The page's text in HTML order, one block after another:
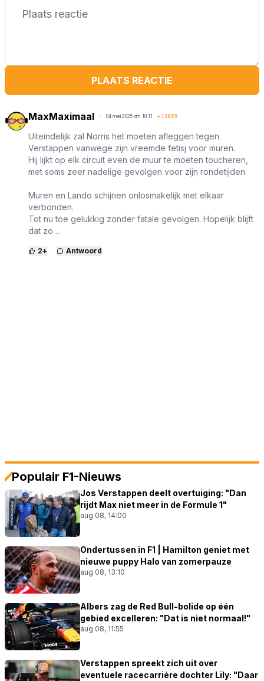
PLAATS REACTIE
MaxMaximaal 04 mei 2025 om 10:11 + 13955
Uiteindelijk zal Norris het moeten afleggen tegen
Verstappen vanwege zijn vreemde fetisj voor muren.
Hij lijkt op elk circuit even de muur te moeten toucheren,
met soms zeer nadelige gevolgen voor zijn rondetijden.
Muren en Lando schijnen onlosmakelijk met elkaar
verbonden.
Tot nu toe gelukkig zonder fatale gevolgen. Hopelijk blijft
dat zo ...
2+ Antwoord
Populair F1-Nieuws
Jos Verstappen deelt overtuiging: "Dan
rijdt Max niet meer in de Formule 1"
aug 08, 14:00
Ondertussen in F1 | Hamilton geniet met
nieuwe puppy Halo van zomerpauze
aug 08, 13:10
Albers zag de Red Bull-bolide op één
gebied excelleren: "Dat is niet normaal!"
aug 08, 11:55
Verstappen spreekt zich uit over
eventuele racecarrière dochter Lily: "Daar